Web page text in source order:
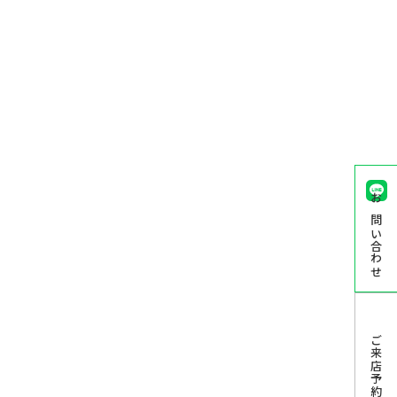
お問い合わせ
ご来店予約